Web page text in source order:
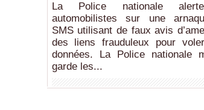
La Police nationale
automobilistes sur une
SMS utilisant de faux avis
des liens frauduleux pour
données. La Police nationale
garde les...